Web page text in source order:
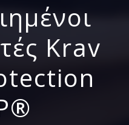
Krav